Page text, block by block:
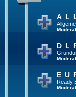
Ready